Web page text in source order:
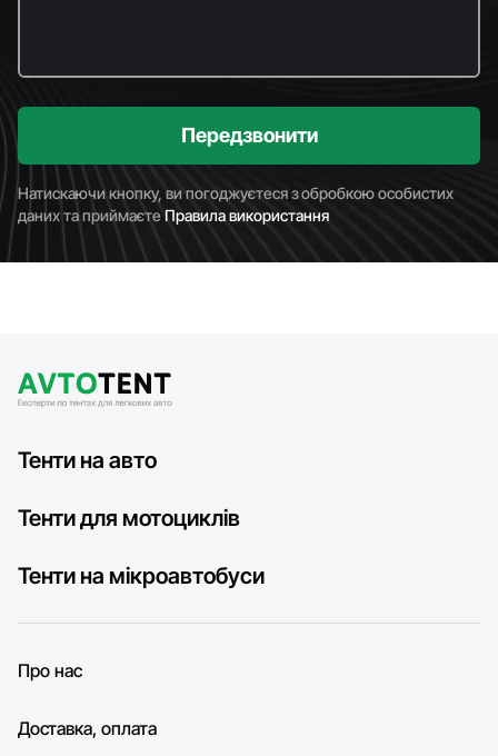
Передзвонити
Натискаючи кнопку, ви погоджуєтеся з обробкою особистих
даних та приймаєтеПравила використання
Тенти на авто
Тенти для мотоциклів
Тенти на мікроавтобуси
Про нас
Доставка, оплата